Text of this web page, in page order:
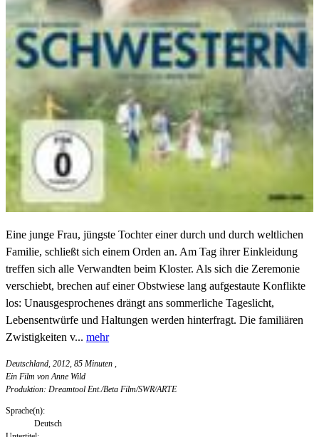
Eine junge Frau, jüngste Tochter einer durch und durch weltlichen
Familie, schließt sich einem Orden an. Am Tag ihrer Einkleidung
treffen sich alle Verwandten beim Kloster. Als sich die Zeremonie
verschiebt, brechen auf einer Obstwiese lang aufgestaute Konflikte
los: Unausgesprochenes drängt ans sommerliche Tageslicht,
Lebensentwürfe und Haltungen werden hinterfragt. Die familiären
Zwistigkeiten v... mehr
Deutschland, 2012, 85 Minuten
Ein Film von Anne Wild
Produktion: Dreamtool Ent./Beta Film/SWR/ARTE
Sprache(n):
Deutsch